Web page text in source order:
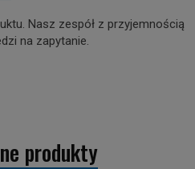
Nasz zespół z przyjemnością
na zapytanie.
produkty